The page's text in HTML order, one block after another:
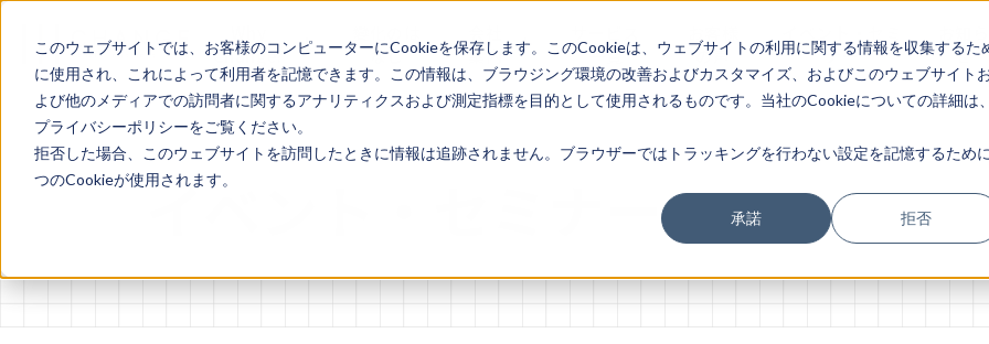
このウェブサイトでは、お客様のコンピューターにCookieを保存します。このCookieは、ウェブサイトの利用に関する情報を収集するた
に使用され、これによって利用者を記憶できます。この情報は、ブラウジング環境の改善およびカスタマイズ、およびこのウェブサイト
よび他のメディアでの訪問者に関するアナリティクスおよび測定指標を目的として使用されるものです。当社のCookieについての詳細は、
プライバシーポリシーをご覧ください。
拒否した場合、このウェブサイトを訪問したときに情報は追跡されません。ブラウザーではトラッキングを行わない設定を記憶するため
つのCookieが使用されます。
承諾 拒否
Change?
なし
案内
一覧
の声
ナー
せ
イベント・セミナー